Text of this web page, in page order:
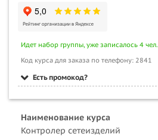
Идет набор группы, уже записалось 4 чел.
Код курса для заказа по телефону: 2841
Есть промокод?
Наименование курса
Контролер сетеизделий